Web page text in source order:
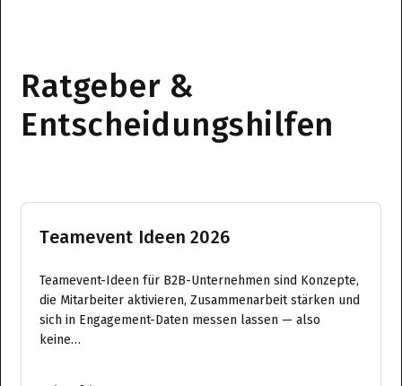
Ratgeber &
Entscheidungshilfen
Teamevent Ideen 2026
Teamevent-Ideen für B2B-Unternehmen sind Konzepte,
die Mitarbeiter aktivieren, Zusammenarbeit stärken und
sich in Engagement-Daten messen lassen — also
keine…